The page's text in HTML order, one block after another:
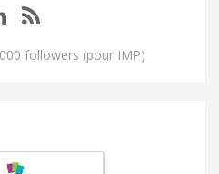
followers (pour IMP)